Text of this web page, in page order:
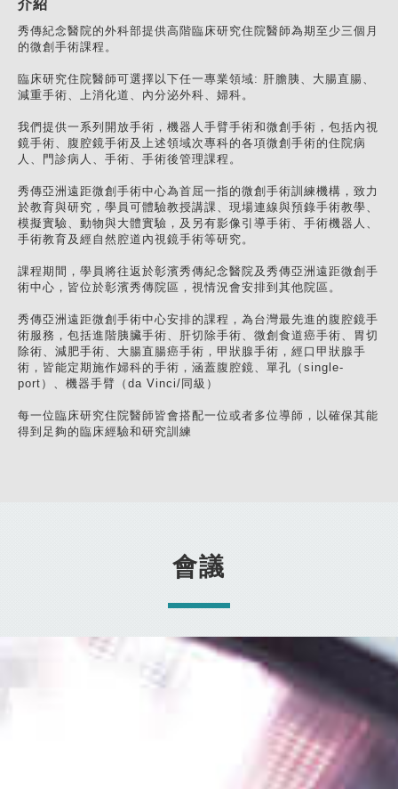
介紹
秀傳紀念醫院的外科部提供高階臨床研究住院醫師為期至少三個月
的微創手術課程。
臨床研究住院醫師可選擇以下任一專業領域: 肝膽胰、大腸直腸、
減重手術、上消化道、內分泌外科、婦科。
我們提供一系列開放手術，機器人手臂手術和微創手術，包括內視
鏡手術、腹腔鏡手術及上述領域次專科的各項微創手術的住院病
人、門診病人、手術、手術後管理課程。
秀傳亞洲遠距微創手術中心為首屈一指的微創手術訓練機構，致力
於教育與研究，學員可體驗教授講課、現場連線與預錄手術教學、
模擬實驗、動物與大體實驗，及另有影像引導手術、手術機器人、
手術教育及經自然腔道內視鏡手術等研究。
課程期間，學員將往返於彰濱秀傳紀念醫院及秀傳亞洲遠距微創手
術中心，皆位於彰濱秀傳院區，視情況會安排到其他院區。
秀傳亞洲遠距微創手術中心安排的課程，為台灣最先進的腹腔鏡手
術服務，包括進階胰臟手術、肝切除手術、微創食道癌手術、胃切
除術、減肥手術、大腸直腸癌手術，甲狀腺手術，經口甲狀腺手
術，皆能定期施作婦科的手術，涵蓋腹腔鏡、單孔（single-
port）、機器手臂（da Vinci/同級）
每一位臨床研究住院醫師皆會搭配一位或者多位導師，以確保其能
得到足夠的臨床經驗和研究訓練
會議